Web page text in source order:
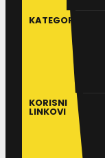
KATEGORIJE
KORISNI
LINKOVI